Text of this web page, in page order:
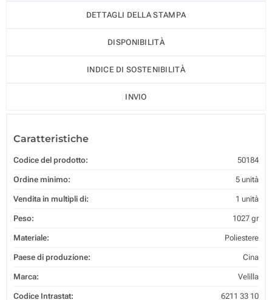
DETTAGLI DELLA STAMPA
DISPONIBILITÀ
INDICE DI SOSTENIBILITÀ
INVIO
Caratteristiche
Codice del prodotto: 50184
Ordine minimo: 5 unità
Vendita in multipli di: 1 unità
Peso: 1027 gr
Materiale: Poliestere
Paese di produzione: Cina
Marca: Velilla
Codice Intrastat: 6211 33 10